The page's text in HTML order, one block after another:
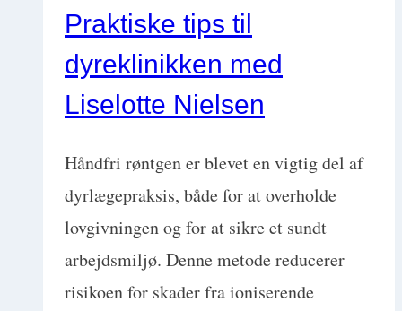
Praktiske tips til
dyreklinikken med
Liselotte Nielsen
Håndfri røntgen er blevet en vigtig del af
dyrlægepraksis, både for at overholde
lovgivningen og for at sikre et sundt
arbejdsmiljø. Denne metode reducerer
risikoen for skader fra ioniserende